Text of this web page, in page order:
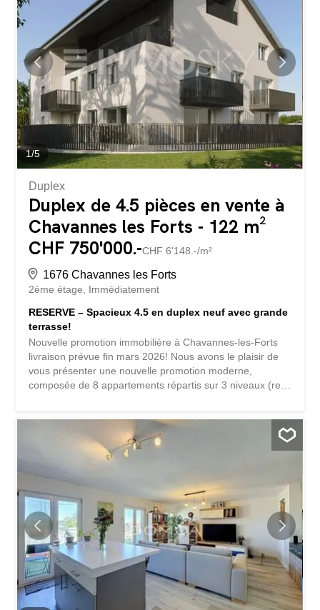
avec cuisine ouverte - Deux chambres à l’étage, chacune
avec son propre balcon - Suite parentale à l’étage avec
salle de bains privative, terrasse et combles apparents -
Cuisine encore personnalisable pour les acquéreurs les
plus réactifs - Chauffage par pompe à chaleur air/eau et
panneaux photovoltaïques - Pré-équipement pour borne
de recharge électrique - Faibles coûts énergétiques -
Cave privative et local à...
1/5
Duplex
Duplex de 4.5 pièces en vente à
Chavannes les Forts - 122 m²
CHF 750'000.-CHF 6'148.-/m²
1676 Chavannes les Forts
2ème étage
Immédiatement
RESERVE – Spacieux 4.5 en duplex neuf avec grande
terrasse!
Nouvelle promotion immobilière à Chavannes-les-Forts
livraison prévue fin mars 2026! Nous avons le plaisir de
vous présenter une nouvelle promotion moderne,
composée de 8 appartements répartis sur 3 niveaux (rez-
commodités. La résidence bénéficie d’un système de
chauffage performant et écologique par pompe à chaleur
air/eau, complété par des panneaux photovoltaïques,
charges énergétiques maîtrisées. Dans ce cadre, nous
proposons un superbe appartement de 4.5 pièces en
duplex d’environ 122 m², situé au 2e étage, offrant de
beaux volumes et une distribution idéale pour une famille.
Dès l’entrée, vous accédez à un hall d’accueil d’environ
16 m², desservant harmonieusement les différents
espaces du niveau principal. Sur la droite, vous
découvrez un vaste séjour lumineux d’environ 37 m²...